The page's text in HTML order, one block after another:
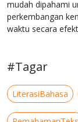
mudah dipahami
perkembangan
waktu secara
#Tagar
LiterasiBahasa